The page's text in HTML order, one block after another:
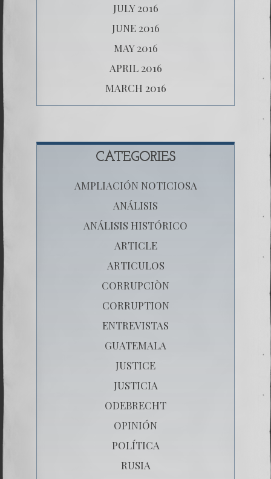
JULY 2016
JUNE 2016
MAY 2016
APRIL 2016
MARCH 2016
CATEGORIES
AMPLIACIÓN NOTICIOSA
ANÁLISIS
ANÁLISIS HISTÓRICO
ARTICLE
ARTICULOS
CORRUPCIÒN
CORRUPTION
ENTREVISTAS
GUATEMALA
JUSTICE
JUSTICIA
ODEBRECHT
OPINIÓN
POLÍTICA
RUSIA